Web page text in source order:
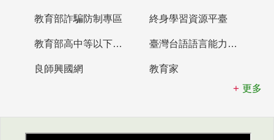
教育部詐騙防制專區 終身學習資源平臺
教育部高中等以下學校及幼兒園教師資格檢定考試 臺灣台語語言能力認證網站
良師興國網
教育家
更多